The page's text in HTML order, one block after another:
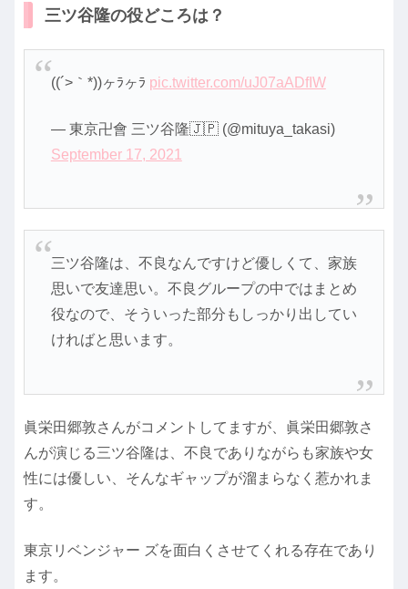
三ツ谷隆の役どころは？
((´>｀*))ヶﾗヶﾗ pic.twitter.com/uJ07aADfIW
— 東京卍會 三ツ谷隆🇯🇵 (@mituya_takasi)
September 17, 2021
三ツ谷隆は、不良なんですけど優しくて、家族
思いで友達思い。不良グループの中ではまとめ
役なので、そういった部分もしっかり出してい
ければと思います。
眞栄田郷敦さんがコメントしてますが、眞栄田郷敦さ
んが演じる三ツ谷隆は、不良でありながらも家族や女
性には優しい、そんなギャップが溜まらなく惹かれま
す。
東京リベンジャー ズを面白くさせてくれる存在であり
ます。